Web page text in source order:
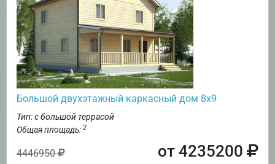
Большой двухэтажный каркасный дом 8х9
Тип: с большой террасой
Общая площадь: 2
4446950 от 4235200